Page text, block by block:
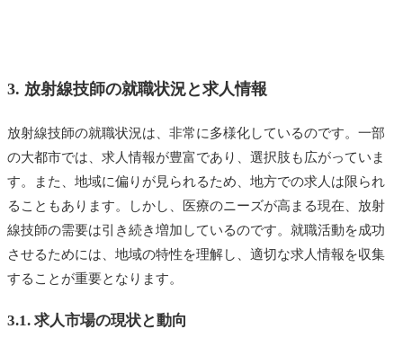
3. 放射線技師の就職状況と求人情報
放射線技師の就職状況は、非常に多様化しているのです。一部
の大都市では、求人情報が豊富であり、選択肢も広がっていま
す。また、地域に偏りが見られるため、地方での求人は限られ
ることもあります。しかし、医療のニーズが高まる現在、放射
線技師の需要は引き続き増加しているのです。就職活動を成功
させるためには、地域の特性を理解し、適切な求人情報を収集
することが重要となります。
3.1. 求人市場の現状と動向